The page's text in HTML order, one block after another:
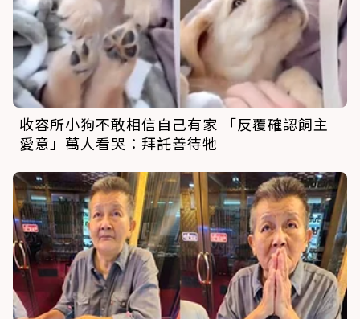
收容所小狗不敢相信自己有家 「反覆確認飼主
愛意」萬人看哭：拜託善待牠